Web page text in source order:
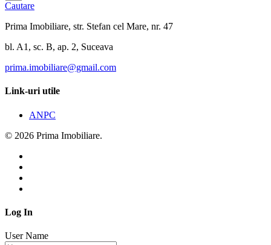
Cautare
Prima Imobiliare, str. Stefan cel Mare, nr. 47
bl. A1, sc. B, ap. 2, Suceava
prima.imobiliare@gmail.com
Link-uri utile
ANPC
© 2026 Prima Imobiliare.
Log In
User Name